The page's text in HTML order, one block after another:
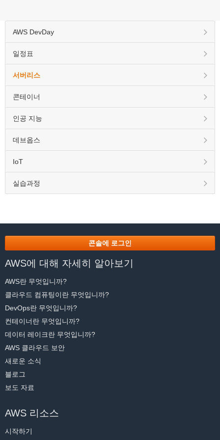
AWS DevDay
일정표
서버리스
콘테이너
인공 지능
데브옵스
IoT
실습과정
콘솔에 로그인
AWS에 대해 자세히 알아보기
AWS란 무엇입니까?
클라우드 컴퓨팅이란 무엇입니까?
DevOps란 무엇입니까?
컨테이너란 무엇입니까?
데이터 레이크란 무엇입니까?
AWS 클라우드 보안
새로운 소식
블로그
보도 자료
AWS 리소스
시작하기